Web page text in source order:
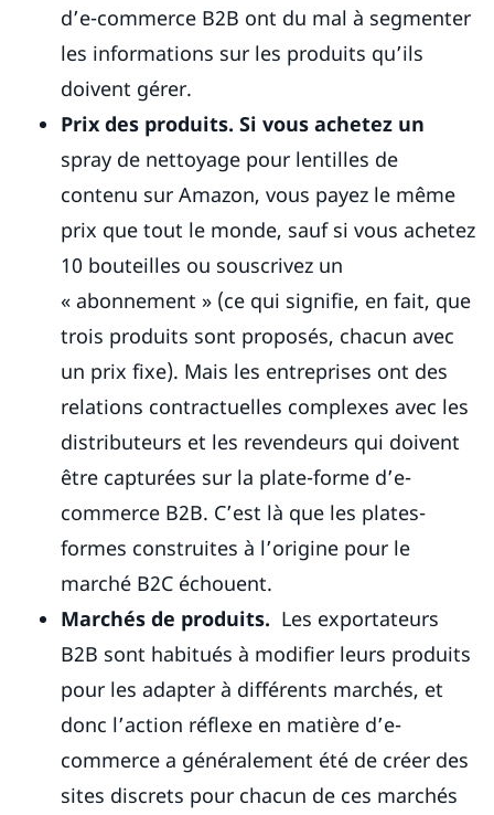
d’e-commerce B2B ont du mal à segmenter
les informations sur les produits qu’ils
doivent gérer.
Prix des produits. Si vous achetez un
spray de nettoyage pour lentilles de
contenu sur Amazon, vous payez le même
prix que tout le monde, sauf si vous achetez
10 bouteilles ou souscrivez un
« abonnement » (ce qui signifie, en fait, que
trois produits sont proposés, chacun avec
un prix fixe). Mais les entreprises ont des
relations contractuelles complexes avec les
distributeurs et les revendeurs qui doivent
être capturées sur la plate-forme d’e-
commerce B2B. C’est là que les plates-
formes construites à l’origine pour le
marché B2C échouent.
Marchés de produits. Les exportateurs
B2B sont habitués à modifier leurs produits
pour les adapter à différents marchés, et
donc l’action réflexe en matière d’e-
commerce a généralement été de créer des
sites discrets pour chacun de ces marchés